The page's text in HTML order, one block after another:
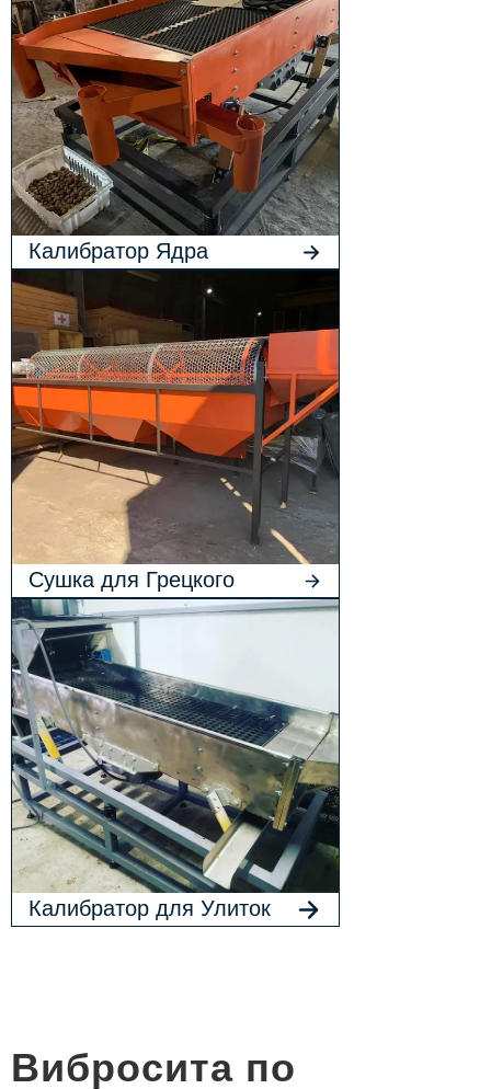
Калибратор Ядра
Грецкого Ореха
Сушка для Грецкого
Ореха в Шелухе
Калибратор для Улиток
Вибросита по